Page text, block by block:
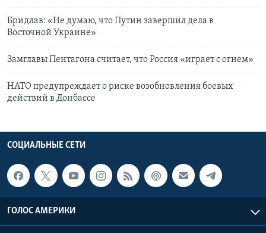
Бридлав: «Не думаю, что Путин завершил дела в
Восточной Украине»
Замглавы Пентагона считает, что Россия «играет с огнем»
НАТО предупреждает о риске возобновления боевых
действий в Донбассе
СОЦИАЛЬНЫЕ СЕТИ
ГОЛОС АМЕРИКИ